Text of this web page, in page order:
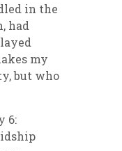
in the
had
my
but who
6: